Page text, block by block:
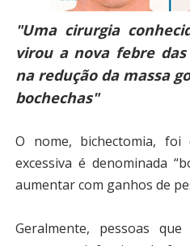
"Uma cirurgia
virou a nova febre
na redução da massa
bochechas"
O nome, bichectomia,
excessiva é denominada
aumentar com ganhos de
Geralmente, pessoas